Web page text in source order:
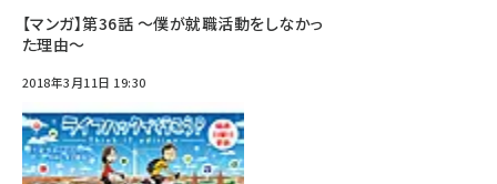
【マンガ】第36話 ～僕が就職活動をしなかっ
た理由～
2018年3月11日 19:30